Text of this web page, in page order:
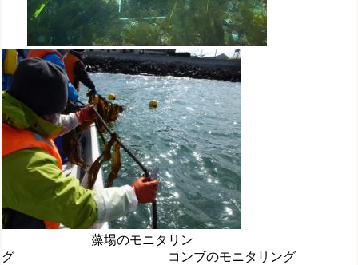
藻場のモニタリン
グ コンブのモニタリング